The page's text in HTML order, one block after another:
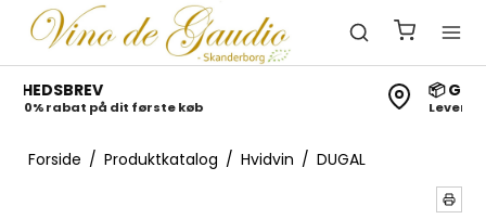
Levering i hele Danmark
Forside / Produktkatalog / Hvidvin / DUGAL